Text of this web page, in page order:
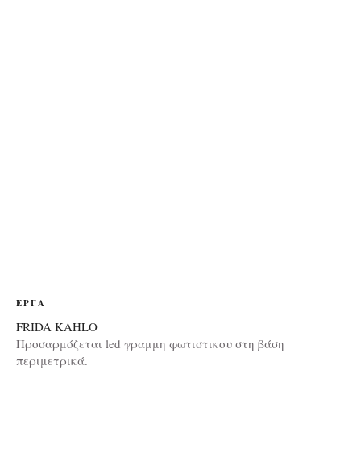
ΈΡΓΑ
FRIDA KAHLO
Προσαρμόζεται led γραμμη φωτιστικου στη βάση
περιμετρικά.